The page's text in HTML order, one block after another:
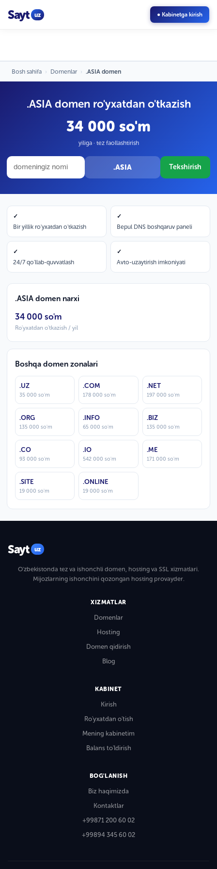
Sayt uz ● Kabinetga kirish
Bosh sahifa › Domenlar › .ASIA domen
.ASIA domen ro'yxatdan o'tkazish
34 000 so'm
yiliga · tez faollashtirish
.ASIA Tekshirish
✓
Bir yillik ro'yxatdan o'tkazish
✓
Bepul DNS boshqaruv paneli
✓
24/7 qo'llab-quvvatlash
✓
Avto-uzaytirish imkoniyati
.ASIA domen narxi
34 000 so'm
Ro'yxatdan o'tkazish / yil
Boshqa domen zonalari
.UZ
35 000 so'm
.COM
178 000 so'm
.NET
197 000 so'm
.ORG
135 000 so'm
.INFO
65 000 so'm
.BIZ
135 000 so'm
.CO
93 000 so'm
.IO
542 000 so'm
.ME
171 000 so'm
.SITE
19 000 so'm
.ONLINE
19 000 so'm
Sayt uz
O'zbekistonda tez va ishonchli domen, hosting va SSL xizmatlari.
Mijozlarning ishonchini qozongan hosting provayder.
XIZMATLAR
Domenlar
Hosting
Domen qidirish
Blog
KABINET
Kirish
Ro'yxatdan o'tish
Mening kabinetim
Balans to'ldirish
BOG'LANISH
Biz haqimizda
Kontaktlar
+99871 200 60 02
+99894 345 60 02